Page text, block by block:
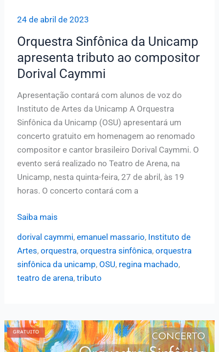
24 de abril de 2023
Orquestra Sinfônica da Unicamp
apresenta tributo ao compositor
Dorival Caymmi
Apresentação contará com alunos de voz do
Instituto de Artes da Unicamp A Orquestra
Sinfônica da Unicamp (OSU) apresentará um
concerto gratuito em homenagem ao renomado
compositor e cantor brasileiro Dorival Caymmi. O
evento será realizado no Teatro de Arena, na
Unicamp, nesta quinta-feira, 27 de abril, às 19
horas. O concerto contará com a
Orquestra
Unicamp
Dorival
Caymmi
Saiba mais
dorival caymmi, emanuel massario, Instituto de
Artes, orquestra, orquestra sinfônica, orquestra
sinfônica da unicamp, OSU, regina machado,
teatro de arena, tributo